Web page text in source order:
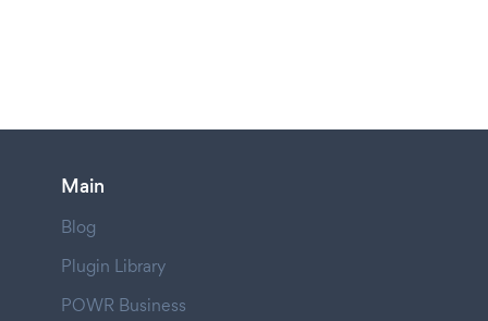
Main
Blog
Plugin Library
POWR Business